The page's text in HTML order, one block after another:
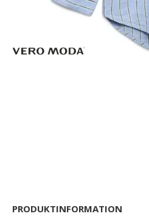
PRODUKTINFORMATION